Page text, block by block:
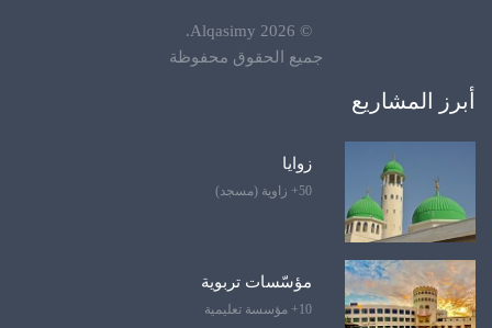
©
2026
Alqasimy
.
جميع الحقوق محفوظة
أبرز المشاريع
زوايا
50+ زاوية (مسجد)
مؤسّسات تربوية
10+ مؤسسة تعليمية